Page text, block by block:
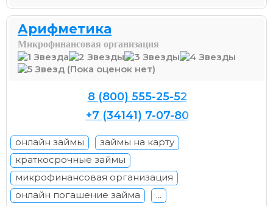
Арифметика
Микрофинансовая организация
(Пока оценок нет)
8 (800) 555-25-52
+7 (34141) 7-07-80
онлайн займы
займы на карту
краткосрочные займы
микрофинансовая организация
онлайн погашение займа
...